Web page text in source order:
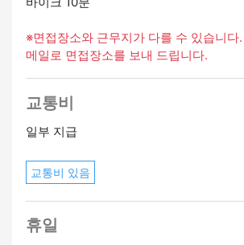
※면접장소와 근무지가 다를 수 있습니다
메일로 면접장소를 보내 드립니다.
교통비
일부 지급
교통비 있음
휴일